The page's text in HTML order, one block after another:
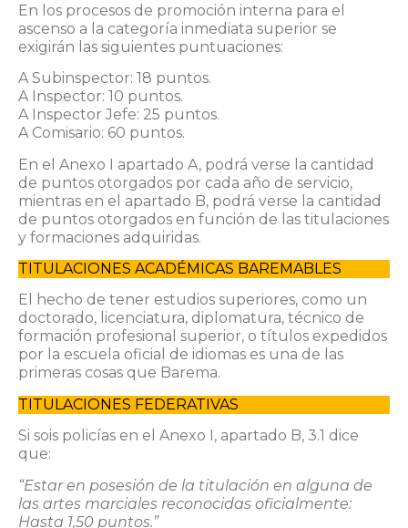
En los procesos de promoción interna para el
ascenso a la categoría inmediata superior se
exigirán las siguientes puntuaciones:
A Subinspector: 18 puntos.
A Inspector: 10 puntos.
A Inspector Jefe: 25 puntos.
A Comisario: 60 puntos.
En el Anexo I apartado A, podrá verse la cantidad
de puntos otorgados por cada año de servicio,
mientras en el apartado B, podrá verse la cantidad
de puntos otorgados en función de las titulaciones
y formaciones adquiridas.
TITULACIONES ACADÉMICAS BAREMABLES
El hecho de tener estudios superiores, como un
doctorado, licenciatura, diplomatura, técnico de
formación profesional superior, o títulos expedidos
por la escuela oficial de idiomas es una de las
primeras cosas que Barema.
TITULACIONES FEDERATIVAS
Si sois policías en el Anexo I, apartado B, 3.1 dice
que:
“Estar en posesión de la titulación en alguna de
las artes marciales reconocidas oficialmente:
Hasta 1,50 puntos.”